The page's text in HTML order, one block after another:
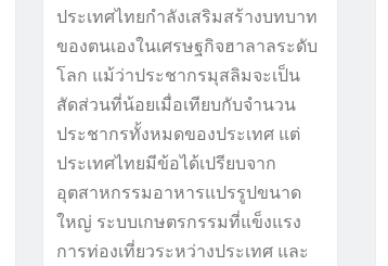
ประเทศไทยกำลังเสริมสร้างบทบาท
ของตนเองในเศรษฐกิจฮาลาลระดับ
โลก แม้ว่าประชากรมุสลิมจะเป็น
สัดส่วนที่น้อยเมื่อเทียบกับจำนวน
ประชากรทั้งหมดของประเทศ แต่
ประเทศไทยมีข้อได้เปรียบจาก
อุตสาหกรรมอาหารแปรรูปขนาด
ใหญ่ ระบบเกษตรกรรมที่แข็งแรง
การท่องเที่ยวระหว่างประเทศ และ